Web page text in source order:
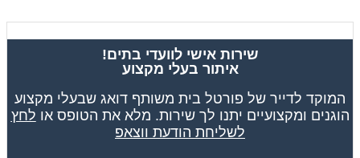
שירות אישי לוועדי בתים!
איתור בעלי מקצוע
המוקד לדייר של פורטל בית משותף דואג שבעלי מקצוע
הוגנים ומקצועיים יתנו לך שירות. מלא את הטופס או לחץ
לשליחת הודעת ווצאפ